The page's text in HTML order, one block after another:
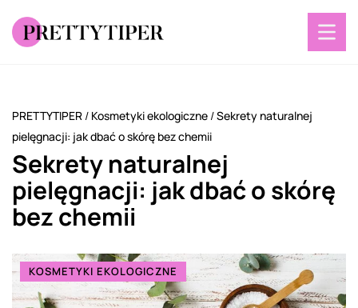
PRETTYTIPER / Kosmetyki ekologiczne /Sekrety naturalnej
pielęgnacji: jak dbać o skórę bez chemii
Sekrety naturalnej
pielęgnacji: jak dbać o skórę
bez chemii
KOSMETYKI EKOLOGICZNE